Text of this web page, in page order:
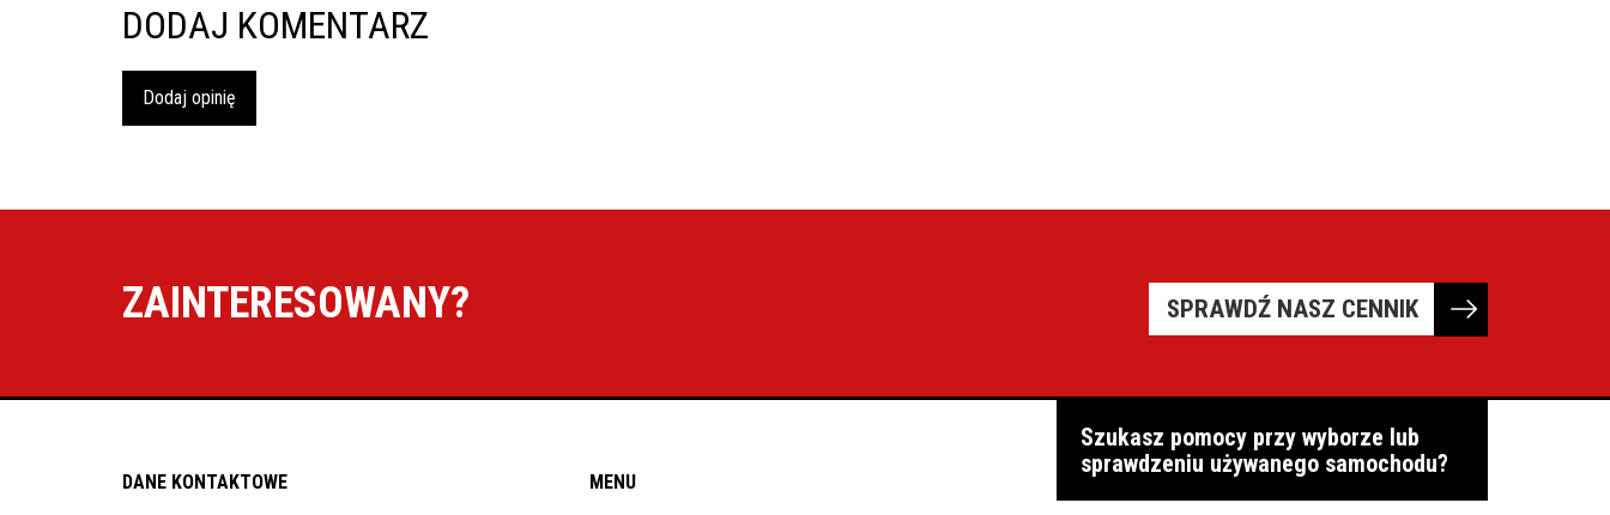
DODAJ KOMENTARZ
Dodaj opinię
ZAINTERESOWANY? SPRAWDŹ NASZ CENNIK
DANE KONTAKTOWE MENU
Szukasz pomocy przy wyborze lub
sprawdzeniu używanego samochodu?